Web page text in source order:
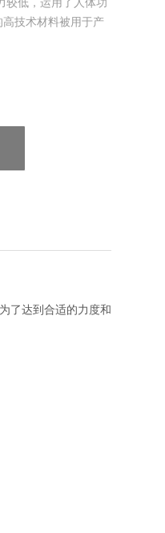
高技术材料被用于产
为了达到合适的力度和